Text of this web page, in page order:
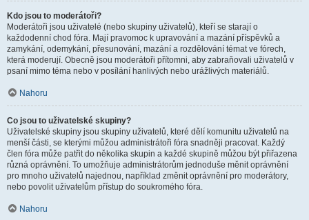
Kdo jsou to moderátoři?
Moderátoři jsou uživatelé (nebo skupiny uživatelů), kteří se starají o
každodenní chod fóra. Mají pravomoc k upravování a mazání příspěvků a
zamykání, odemykání, přesunování, mazání a rozdělování témat ve fórech,
která moderují. Obecně jsou moderátoři přítomni, aby zabraňovali uživatelů v
psaní mimo téma nebo v posílání hanlivých nebo urážlivých materiálů.
Nahoru
Co jsou to uživatelské skupiny?
Uživatelské skupiny jsou skupiny uživatelů, které dělí komunitu uživatelů na
menší části, se kterými můžou administrátoři fóra snadněji pracovat. Každý
člen fóra může patřit do několika skupin a každé skupině můžou být přiřazena
různá oprávnění. To umožňuje administrátorům jednoduše měnit oprávnění
pro mnoho uživatelů najednou, například změnit oprávnění pro moderátory,
nebo povolit uživatelům přístup do soukromého fóra.
Nahoru